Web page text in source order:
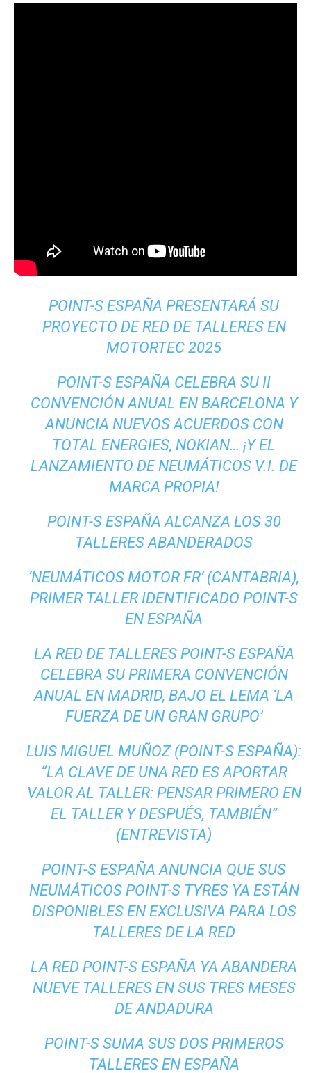
POINT-S ESPAÑA PRESENTARÁ SU
PROYECTO DE RED DE TALLERES EN
MOTORTEC 2025
POINT-S ESPAÑA CELEBRA SU II
CONVENCIÓN ANUAL EN BARCELONA Y
ANUNCIA NUEVOS ACUERDOS CON
TOTAL ENERGIES, NOKIAN… ¡Y EL
LANZAMIENTO DE NEUMÁTICOS V.I. DE
MARCA PROPIA!
POINT-S ESPAÑA ALCANZA LOS 30
TALLERES ABANDERADOS
‘NEUMÁTICOS MOTOR FR’ (CANTABRIA),
PRIMER TALLER IDENTIFICADO POINT-S
EN ESPAÑA
LA RED DE TALLERES POINT-S ESPAÑA
CELEBRA SU PRIMERA CONVENCIÓN
ANUAL EN MADRID, BAJO EL LEMA ‘LA
FUERZA DE UN GRAN GRUPO’
LUIS MIGUEL MUÑOZ (POINT-S ESPAÑA):
“LA CLAVE DE UNA RED ES APORTAR
VALOR AL TALLER: PENSAR PRIMERO EN
EL TALLER Y DESPUÉS, TAMBIÉN”
(ENTREVISTA)
POINT-S ESPAÑA ANUNCIA QUE SUS
NEUMÁTICOS POINT-S TYRES YA ESTÁN
DISPONIBLES EN EXCLUSIVA PARA LOS
TALLERES DE LA RED
LA RED POINT-S ESPAÑA YA ABANDERA
NUEVE TALLERES EN SUS TRES MESES
DE ANDADURA
POINT-S SUMA SUS DOS PRIMEROS
TALLERES EN ESPAÑA